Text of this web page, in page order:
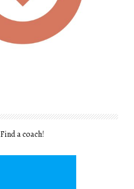
Find a coach!